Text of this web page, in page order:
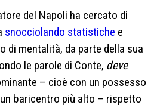
del Napoli ha cercato di
snocciolando statistiche e
di mentalità, da parte della sua
le parole di Conte, deve
– cioè con un possesso
baricentro più alto – rispetto